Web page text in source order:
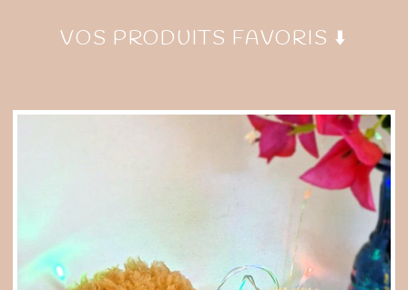
VOS PRODUITS FAVORIS ⬇️